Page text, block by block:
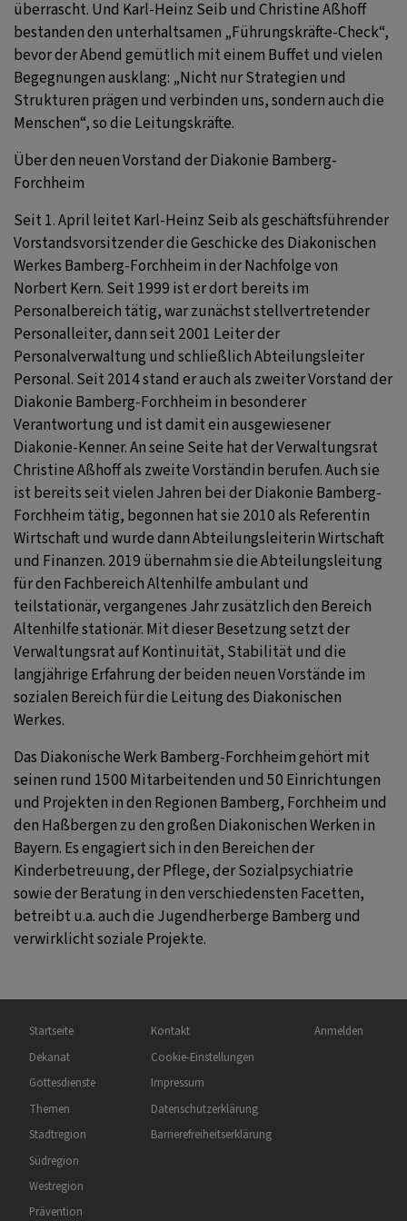
überrascht. Und Karl-Heinz Seib und Christine Aßhoff
bestanden den unterhaltsamen „Führungskräfte-Check“,
bevor der Abend gemütlich mit einem Buffet und vielen
Begegnungen ausklang: „Nicht nur Strategien und
Strukturen prägen und verbinden uns, sondern auch die
Menschen“, so die Leitungskräfte.
Über den neuen Vorstand der Diakonie Bamberg-
Forchheim
Seit 1. April leitet Karl-Heinz Seib als geschäftsführender
Vorstandsvorsitzender die Geschicke des Diakonischen
Werkes Bamberg-Forchheim in der Nachfolge von
Norbert Kern. Seit 1999 ist er dort bereits im
Personalbereich tätig, war zunächst stellvertretender
Personalleiter, dann seit 2001 Leiter der
Personalverwaltung und schließlich Abteilungsleiter
Personal. Seit 2014 stand er auch als zweiter Vorstand der
Diakonie Bamberg-Forchheim in besonderer
Verantwortung und ist damit ein ausgewiesener
Diakonie-Kenner. An seine Seite hat der Verwaltungsrat
Christine Aßhoff als zweite Vorständin berufen. Auch sie
ist bereits seit vielen Jahren bei der Diakonie Bamberg-
Forchheim tätig, begonnen hat sie 2010 als Referentin
Wirtschaft und wurde dann Abteilungsleiterin Wirtschaft
und Finanzen. 2019 übernahm sie die Abteilungsleitung
für den Fachbereich Altenhilfe ambulant und
teilstationär, vergangenes Jahr zusätzlich den Bereich
Altenhilfe stationär. Mit dieser Besetzung setzt der
Verwaltungsrat auf Kontinuität, Stabilität und die
langjährige Erfahrung der beiden neuen Vorstände im
sozialen Bereich für die Leitung des Diakonischen
Werkes.
Das Diakonische Werk Bamberg-Forchheim gehört mit
seinen rund 1500 Mitarbeitenden und 50 Einrichtungen
und Projekten in den Regionen Bamberg, Forchheim und
den Haßbergen zu den großen Diakonischen Werken in
Bayern. Es engagiert sich in den Bereichen der
Kinderbetreuung, der Pflege, der Sozialpsychiatrie
sowie der Beratung in den verschiedensten Facetten,
betreibt u.a. auch die Jugendherberge Bamberg und
verwirklicht soziale Projekte.
Hauptnavigation
Startseite
Dekanat
Gottesdienste
Themen
Stadtregion
Südregion
Westregion
Prävention
Fußbereichsmenü
Kontakt
Cookie-Einstellungen
Impressum
Datenschutzerklärung
Barrierefreiheitserklärung
Benutzermenü
Anmelden